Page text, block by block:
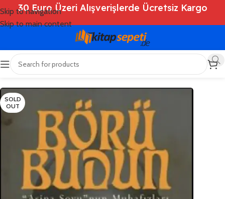
Skip to navigation
Skip to main content
30 Euro Üzeri Alışverişlerde Ücretsiz Kargo
Ana Sayfa Shop
SOLD
OUT